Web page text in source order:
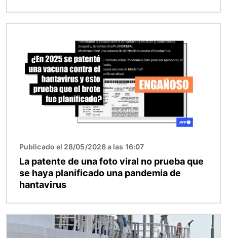
Publicado el 28/05/2026 a las 16:07
La patente de una foto viral no prueba que
se haya planificado una pandemia de
hantavirus
Imagen